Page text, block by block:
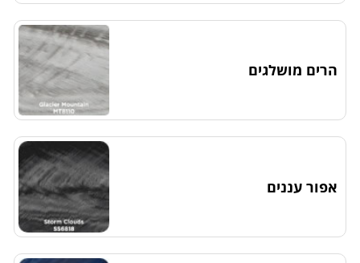
הרים מושלגים
אפור עננים